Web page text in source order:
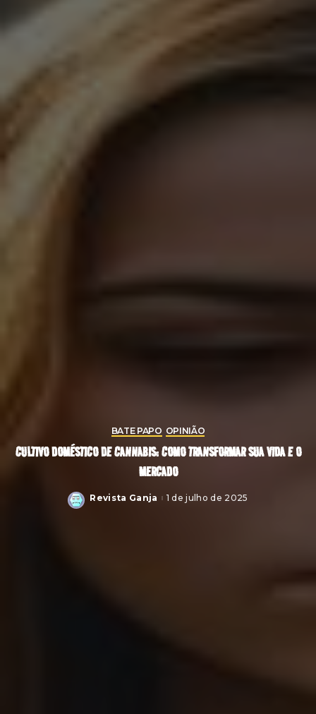
BATE PAPO OPINIÃO
CULTIVO DOMÉSTICO DE CANNABIS: COMO TRANSFORMAR SUA VIDA E O
MERCADO
Posted
Revista Ganja 1 de julho de 2025